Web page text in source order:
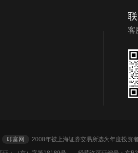
客
叩富网 2008年被上海证券交易所选为年度投